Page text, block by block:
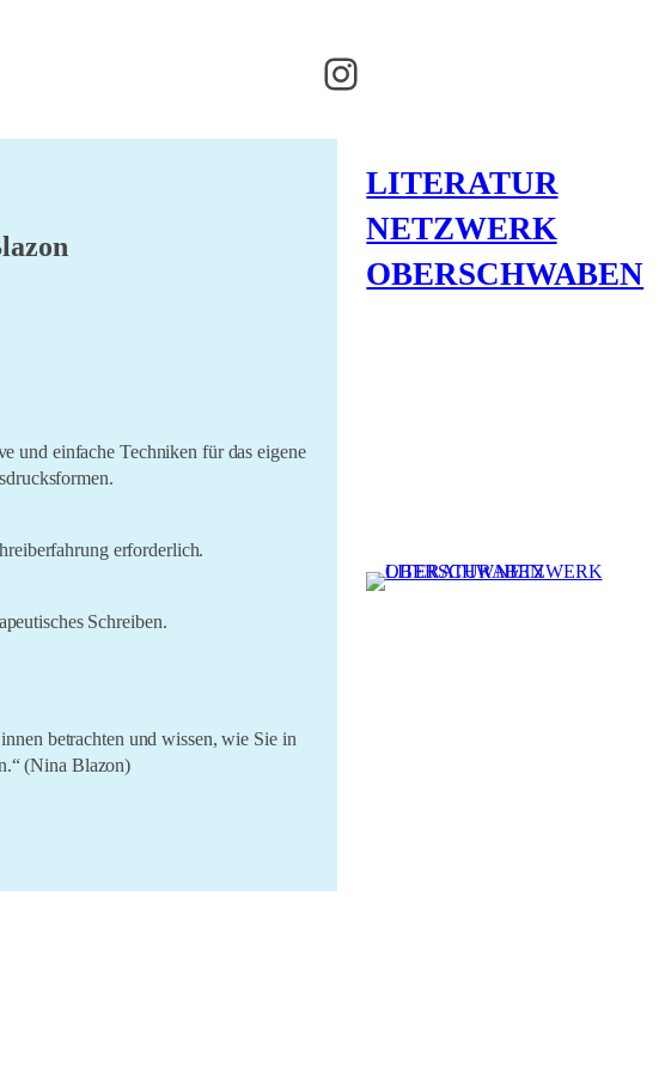
Instagram
und einfache Techniken für das eigene
erforderlich.
Schreiben.
betrachten und wissen, wie Sie in
(Nina Blazon)
LITERATUR
NETZWERK
OBERSCHWABEN